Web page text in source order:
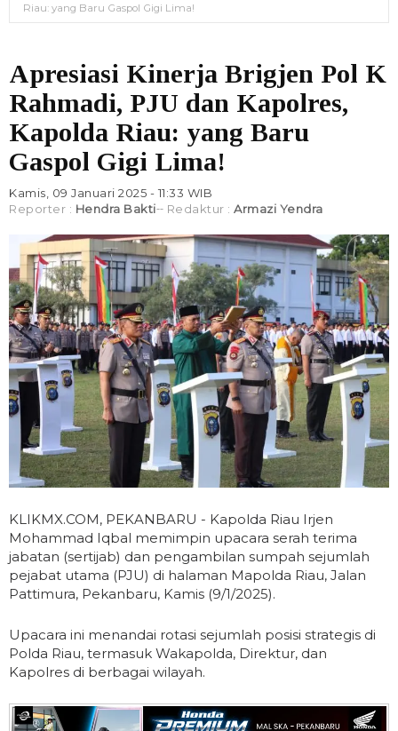
Riau: yang Baru Gaspol Gigi Lima!
Apresiasi Kinerja Brigjen Pol K
Rahmadi, PJU dan Kapolres,
Kapolda Riau: yang Baru
Gaspol Gigi Lima!
Kamis, 09 Januari 2025 - 11:33 WIB
Reporter : Hendra Bakti Redaktur : Armazi Yendra
KLIKMX.COM, PEKANBARU - Kapolda Riau Irjen
Mohammad Iqbal memimpin upacara serah terima
jabatan (sertijab) dan pengambilan sumpah sejumlah
pejabat utama (PJU) di halaman Mapolda Riau, Jalan
Pattimura, Pekanbaru, Kamis (9/1/2025).
Upacara ini menandai rotasi sejumlah posisi strategis di
Polda Riau, termasuk Wakapolda, Direktur, dan
Kapolres di berbagai wilayah.